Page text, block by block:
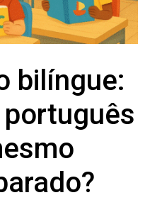
bilíngue: